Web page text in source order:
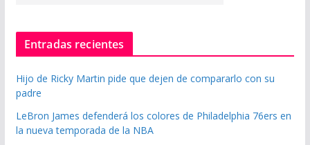
Entradas recientes
Hijo de Ricky Martin pide que dejen de compararlo con su
padre
LeBron James defenderá los colores de Philadelphia 76ers en
la nueva temporada de la NBA